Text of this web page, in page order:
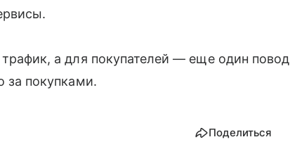
а для покупателей — еще один повод
за покупками.
Поделиться